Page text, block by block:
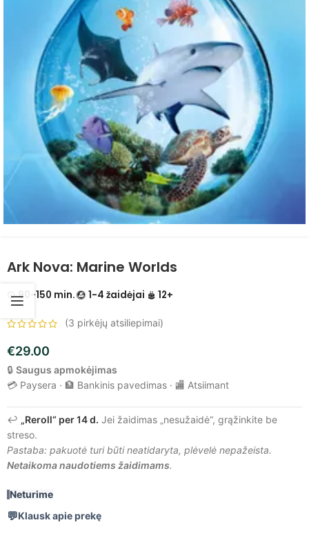
Ark Nova: Marine Worlds
90-150 min. 1-4 žaidėjai 12+
(3 pirkėjų atsiliepimai)
€29.00
🔒 Saugus apmokėjimas
💳 Paysera · 🏦 Bankinis pavedimas · 🏬 Atsiimant
↩️ „Reroll“ per 14 d. Jei žaidimas „nesužaidė“, grąžinkite be
streso.
Pastaba: pakuotė turi būti neatidaryta, plėvelė nepažeista.
Netaikoma naudotiems žaidimams.
Neturime
Klausk apie prekę